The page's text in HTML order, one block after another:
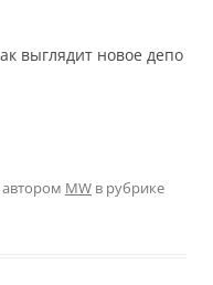
выглядит новое депо
автором MW в рубрике